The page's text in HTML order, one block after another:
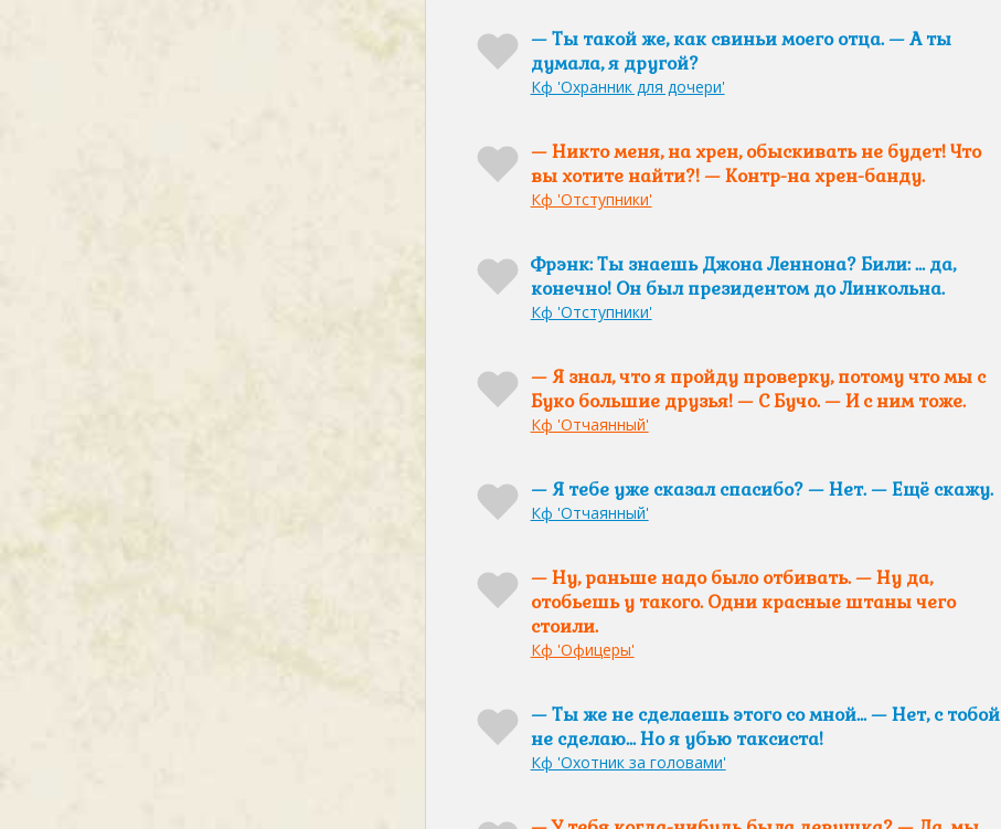
— Ты такой же, как свиньи моего отца. — А ты
думала, я другой?
Кф 'Охранник для дочери'
— Никто меня, на хрен, обыскивать не будет! Что
вы хотите найти?! — Контр-на хрен-банду.
Кф 'Отступники'
Фрэнк: Ты знаешь Джона Леннона? Били: … да,
конечно! Он был президентом до Линкольна.
Кф 'Отступники'
— Я знал, что я пройду проверку, потому что мы с
Буко большие друзья! — С Бучо. — И с ним тоже.
Кф 'Отчаянный'
— Я тебе уже сказал спасибо? — Нет. — Ещё скажу.
Кф 'Отчаянный'
— Ну, раньше надо было отбивать. — Ну да,
отобьешь у такого. Одни красные штаны чего
стоили.
Кф 'Офицеры'
— Ты же не сделаешь этого со мной… — Нет, с тобой
не сделаю… Но я убью таксиста!
Кф 'Охотник за головами'